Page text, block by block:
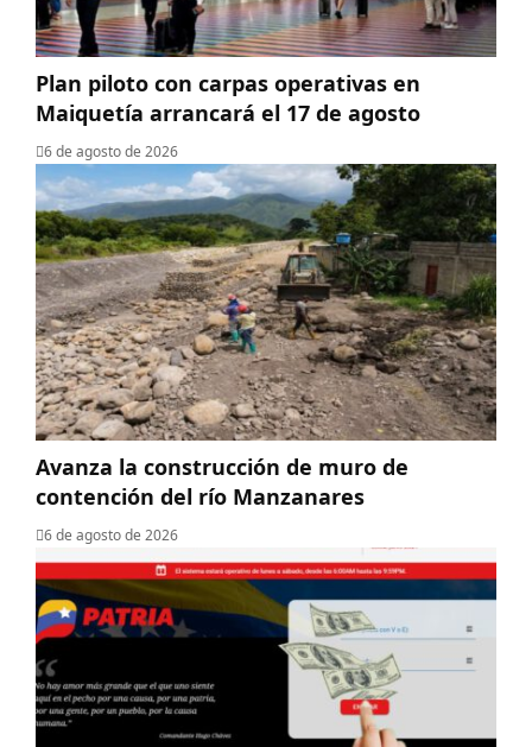
Plan piloto con carpas operativas en
Maiquetía arrancará el 17 de agosto
6 de agosto de 2026
Avanza la construcción de muro de
contención del río Manzanares
6 de agosto de 2026